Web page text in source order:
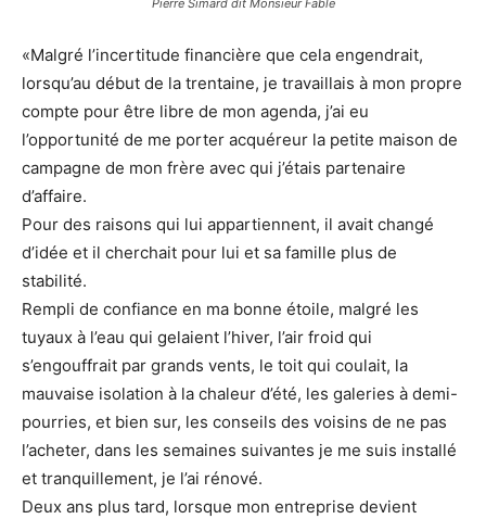
Pierre Simard dit Monsieur Fable
«Malgré l’incertitude financière que cela engendrait,
lorsqu’au début de la trentaine, je travaillais à mon propre
compte pour être libre de mon agenda, j’ai eu
l’opportunité de me porter acquéreur la petite maison de
campagne de mon frère avec qui j’étais partenaire
d’affaire.
Pour des raisons qui lui appartiennent, il avait changé
d’idée et il cherchait pour lui et sa famille plus de
stabilité.
Rempli de confiance en ma bonne étoile, malgré les
tuyaux à l’eau qui gelaient l’hiver, l’air froid qui
s’engouffrait par grands vents, le toit qui coulait, la
mauvaise isolation à la chaleur d’été, les galeries à demi-
pourries, et bien sur, les conseils des voisins de ne pas
l’acheter, dans les semaines suivantes je me suis installé
et tranquillement, je l’ai rénové.
Deux ans plus tard, lorsque mon entreprise devient